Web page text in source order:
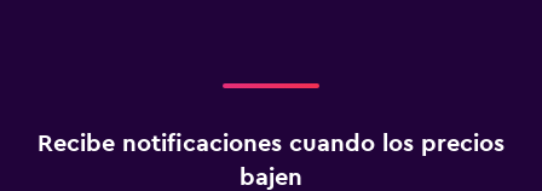
Recibe notificaciones cuando los precios
bajen